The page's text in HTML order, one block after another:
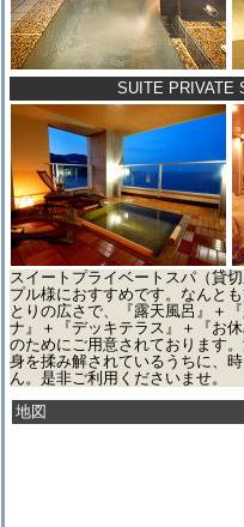
SUITE PRIVATE
スイートプライベートスパ（貸
プル様におすすめです。なんと
とりの広さで、『露天風呂』＋
ナ』＋『デッキテラス』＋『お
のためにご用意されております
身を揉み解されているうちに、
ん。是非ご利用くださいませ。
地図